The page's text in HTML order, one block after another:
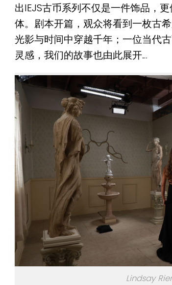
出IEJS古币系列不仅是一件饰品，
体。剧本开篇，观众将看到一枚古
光影与时间中穿越千年；一位当代
灵感，我们的故事也由此展开…
Lindsay